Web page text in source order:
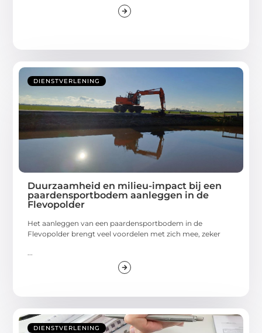
DIENSTVERLENING
Duurzaamheid en milieu-impact bij een
paardensportbodem aanleggen in de
Flevopolder
Het aanleggen van een paardensportbodem in de
Flevopolder brengt veel voordelen met zich mee, zeker
...
DIENSTVERLENING